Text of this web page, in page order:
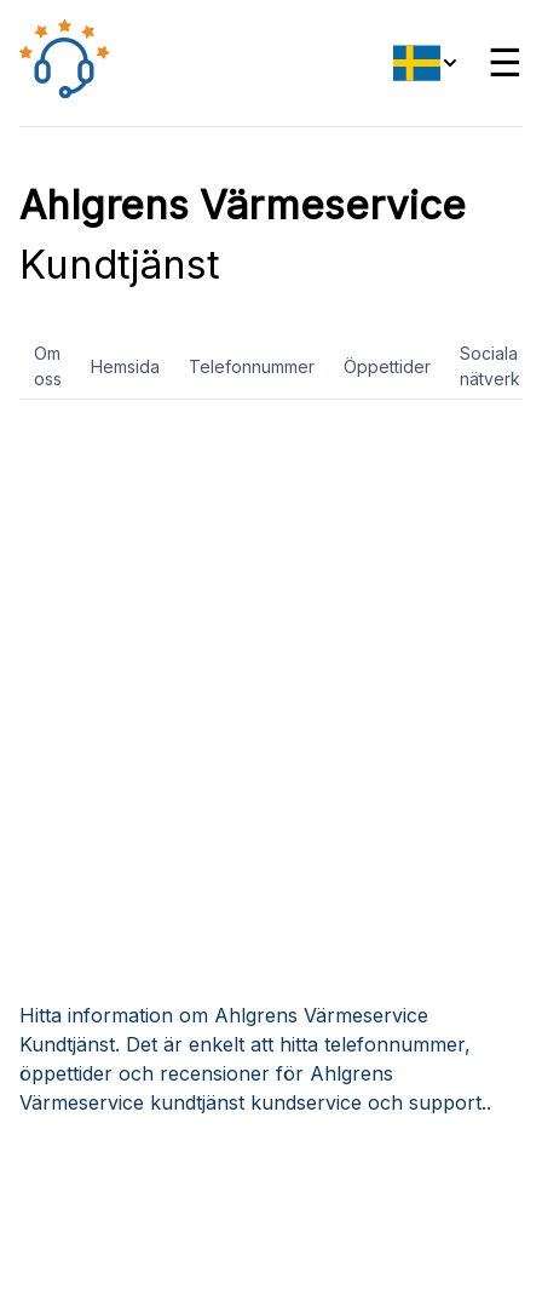
☰
Ahlgrens Värmeservice
Kundtjänst
Om
oss
Hemsida Telefonnummer Öppettider
Sociala
nätverk
Hitta information om Ahlgrens Värmeservice
Kundtjänst. Det är enkelt att hitta telefonnummer,
öppettider och recensioner för Ahlgrens
Värmeservice kundtjänst kundservice och support..